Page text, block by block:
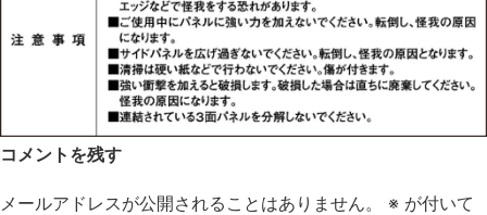
コメントを残す
メールアドレスが公開されることはありません。 ※ が付いて